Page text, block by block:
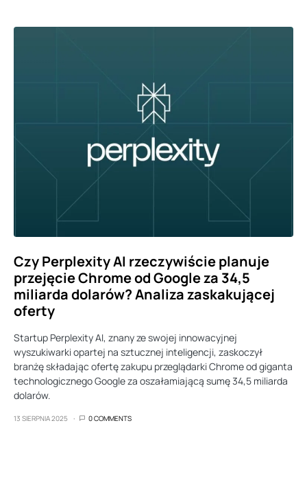
Czy Perplexity AI rzeczywiście planuje
przejęcie Chrome od Google za 34,5
miliarda dolarów? Analiza zaskakującej
oferty
Startup Perplexity AI, znany ze swojej innowacyjnej
wyszukiwarki opartej na sztucznej inteligencji, zaskoczył
branżę składając ofertę zakupu przeglądarki Chrome od giganta
technologicznego Google za oszałamiającą sumę 34,5 miliarda
dolarów.
13 SIERPNIA 2025 0 COMMENTS